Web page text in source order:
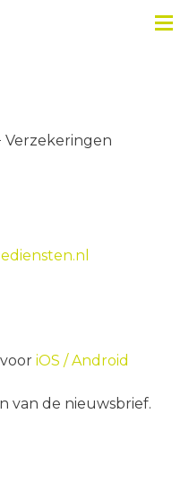
Verzekeringen
iOS /Android
van de nieuwsbrief.